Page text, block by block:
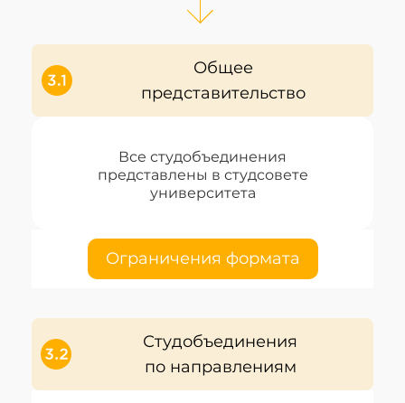
Общее
представительство
Все студобъединения
представлены в студсовете
университета
Ограничения формата
Студобъединения
по направлениям